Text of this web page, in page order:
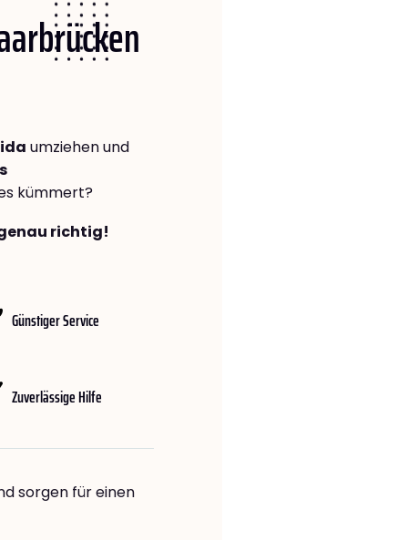
umziehen und
kümmert?
richtig!
Günstiger Service
Zuverlässige Hilfe
sorgen für einen